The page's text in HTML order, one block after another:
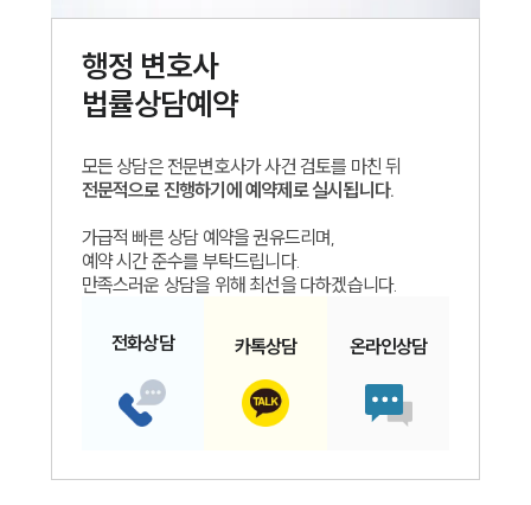
행정 변호사
법률상담예약
모든 상담은 전문변호사가 사건 검토를 마친 뒤
전문적으로 진행하기에 예약제로 실시됩니다.
가급적 빠른 상담 예약을 권유드리며,
예약 시간 준수를 부탁드립니다.
만족스러운 상담을 위해 최선을 다하겠습니다.
전화상담 카톡상담 온라인상담